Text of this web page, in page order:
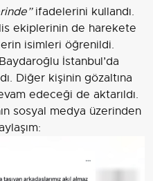
ifadelerini kullandı.
ekiplerinin de harekete
isimleri öğrenildi.
İstanbul’da
Diğer kişinin gözaltına
edeceği de aktarıldı.
sosyal medya üzerinden